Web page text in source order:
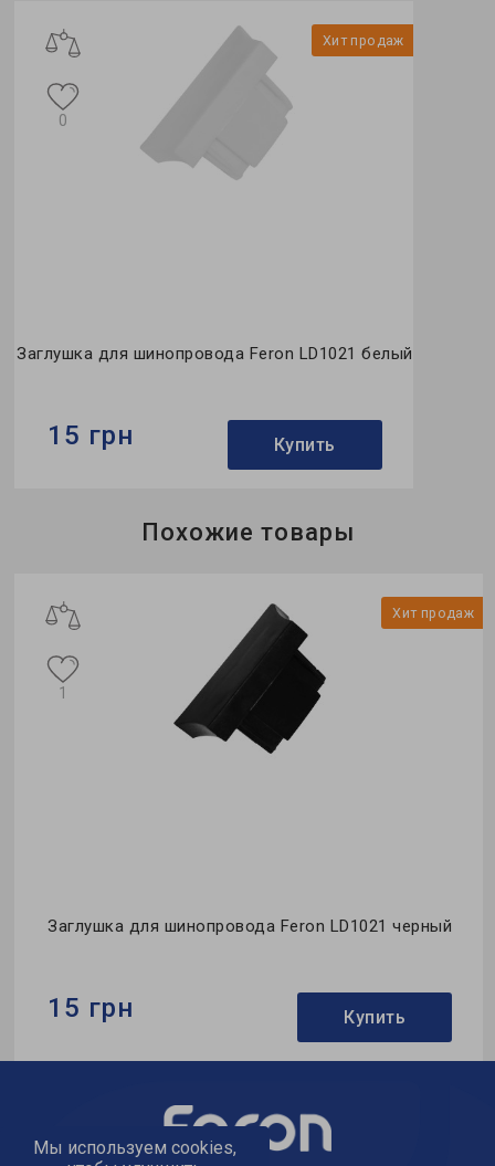
Хит продаж
Заглушка для шинопровода Feron LD1021 белый
0
15 грн Купить
Похожие товары
Хит продаж
Заглушка для шинопровода Feron LD1021 черный
1
15 грн Купить
Коллекция:однофазные
Мы используем cookies,